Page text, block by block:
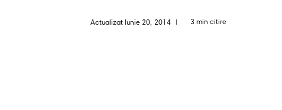
Actualizat Iunie 20, 2014 3 min citire